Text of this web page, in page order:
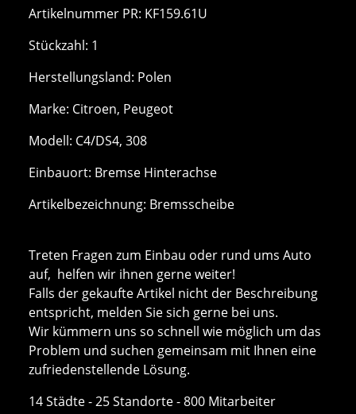
Artikelnummer PR: KF159.61U
Stückzahl: 1
Herstellungsland: Polen
Marke: Citroen, Peugeot
Modell: C4/DS4, 308
Einbauort: Bremse Hinterachse
Artikelbezeichnung: Bremsscheibe
Treten Fragen zum Einbau oder rund ums Auto
auf, helfen wir ihnen gerne weiter!
Falls der gekaufte Artikel nicht der Beschreibung
entspricht, melden Sie sich gerne bei uns.
Wir kümmern uns so schnell wie möglich um das
Problem und suchen gemeinsam mit Ihnen eine
zufriedenstellende Lösung.
14 Städte - 25 Standorte - 800 Mitarbeiter